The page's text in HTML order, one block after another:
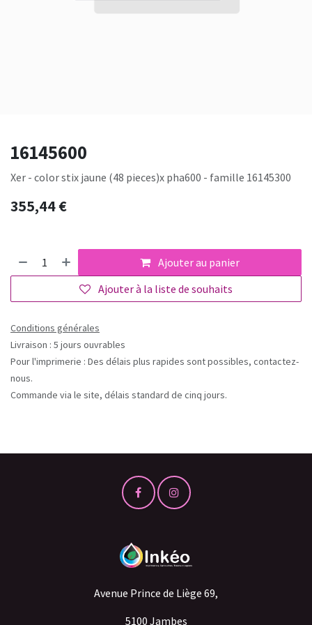
16145600
Xer - color stix jaune (48 pieces)x pha600 - famille 16145300
355,44€
Ajouter au panier
Ajouter à la liste de souhaits
Conditions générales
Livraison : 5 jours ouvrables
Pour l'imprimerie : Des délais plus rapides sont possibles, contactez-
nous.
Commande via le site, délais standard de cinq jours.
Avenue Prince de Liège 69,
5100 Jambes